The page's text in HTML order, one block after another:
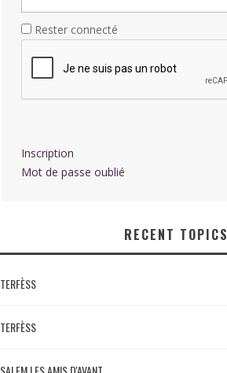
Rester connecté
Inscription
Mot de passe oublié
RECENT TOPICS
TERFÈSS
TERFÈSS